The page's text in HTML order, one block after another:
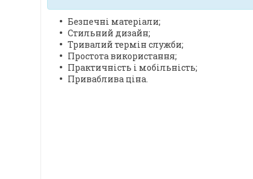
Безпечні матеріали;
Стильний дизайн;
Тривалий термін служби;
Простота використання;
Практичність і мобільність;
Приваблива ціна.